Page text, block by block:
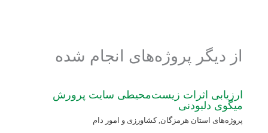
از دیگر پروژه‌های انجام شده
ارزیابی اثرات زیست‌محیطی سایت پرورش
میگوی دلبودنی
پروژه‌های استان هرمزگان, کشاورزی و امور دام